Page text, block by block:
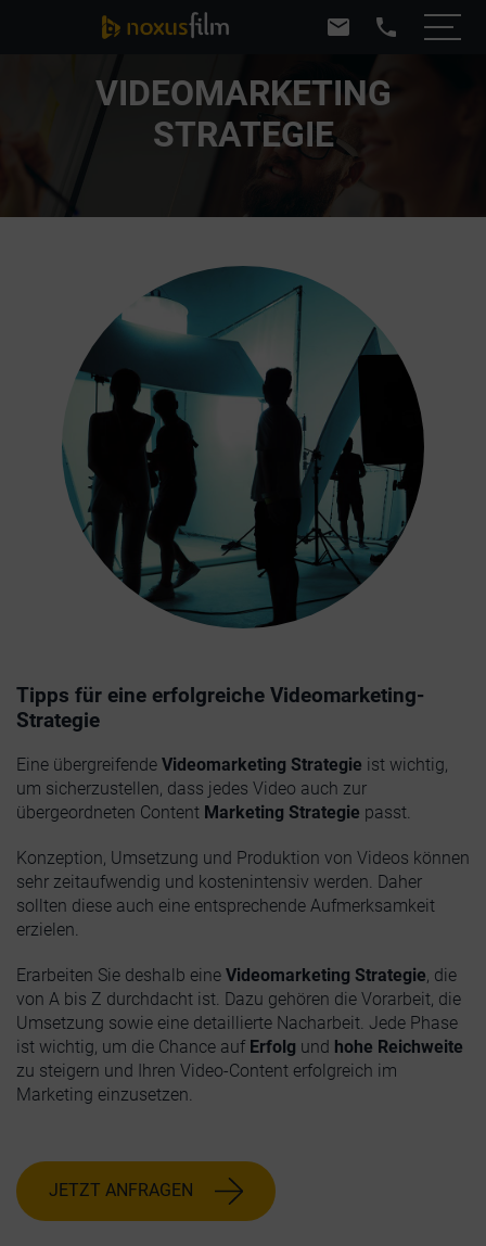
mail phone
VIDEOMARKETING
STRATEGIE
Tipps für eine erfolgreiche Videomarketing-
Strategie
Eine übergreifende Videomarketing Strategie ist wichtig,
um sicherzustellen, dass jedes Video auch zur
übergeordneten Content Marketing Strategie passt.
Konzeption, Umsetzung und Produktion von Videos können
sehr zeitaufwendig und kostenintensiv werden. Daher
sollten diese auch eine entsprechende Aufmerksamkeit
erzielen.
Erarbeiten Sie deshalb eine Videomarketing Strategie, die
von A bis Z durchdacht ist. Dazu gehören die Vorarbeit, die
Umsetzung sowie eine detaillierte Nacharbeit. Jede Phase
ist wichtig, um die Chance auf Erfolg und hohe Reichweite
zu steigern und Ihren Video-Content erfolgreich im
Marketing einzusetzen.
JETZT ANFRAGEN